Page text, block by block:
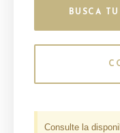
BUSCA
Consulte la